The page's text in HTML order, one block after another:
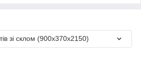
зі склом (900х370х2150)